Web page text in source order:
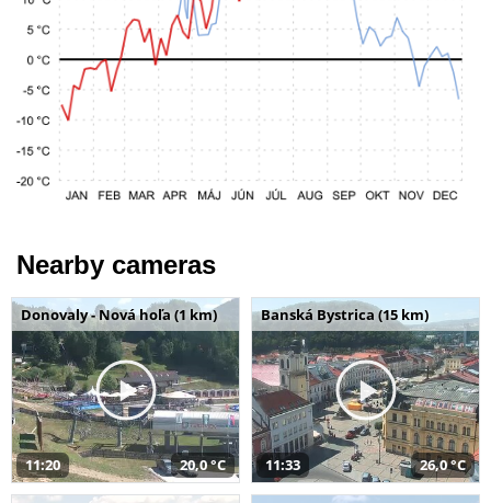
Nearby cameras
Donovaly - Nová hoľa (1 km)
11:20 20,0 °C
Banská Bystrica (15 km)
11:33 26,0 °C